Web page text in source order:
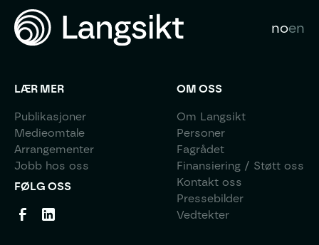
noen
LÆR MER
Publikasjoner
Medieomtale
Arrangementer
Jobb hos oss
FØLG OSS
OM OSS
Om Langsikt
Personer
Fagrådet
Finansiering / Støtt oss
Kontakt oss
Pressebilder
Vedtekter